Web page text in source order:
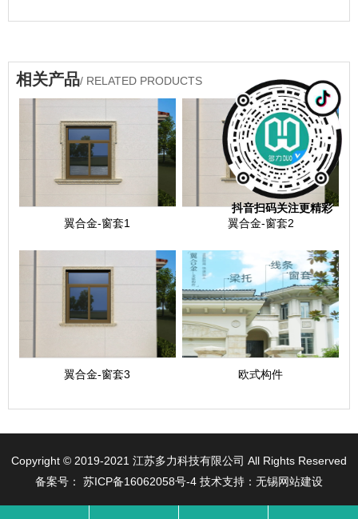
抖音扫码关注更精彩
相关产品/ RELATED PRODUCTS
翼合金-窗套1 翼合金-窗套2
翼合金-窗套3 欧式构件
Copyright © 2019-2021 江苏多力科技有限公司 All Rights Reserved
备案号：
苏ICP备16062058号-4 技术支持：无锡网站建设